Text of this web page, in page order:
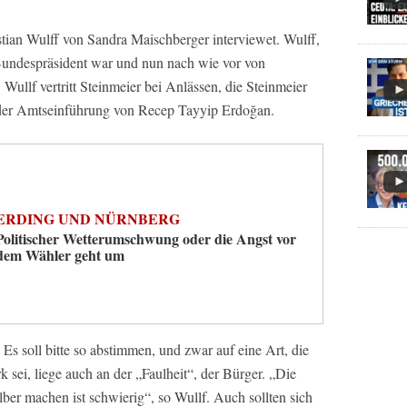
Wulff von Sandra Maischberger interviewet. Wulff,
war und nun nach wie vor von
vertritt Steinmeier bei Anlässen, die Steinmeier
Amtseinführung von Recep Tayyip Erdoğan.
UND NÜRNBERG
Wetterumschwung oder die Angst vor
Wähler geht um
soll bitte so abstimmen, und zwar auf eine Art, die
liege auch an der „Faulheit“, der Bürger. „Die
machen ist schwierig“, so Wullf. Auch sollten sich